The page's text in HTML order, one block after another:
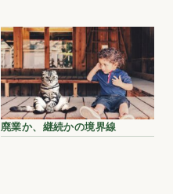
廃業か、継続かの境界線